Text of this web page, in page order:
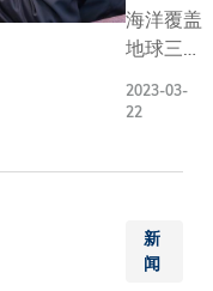
海洋覆盖
地球三分
上，常被
90%的
栖息处，
2023-03-
22
新
闻